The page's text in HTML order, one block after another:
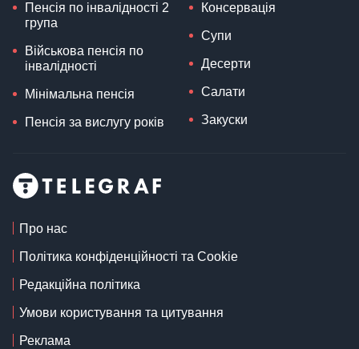
Пенсія по інвалідності 2
група
Військова пенсія по
інвалідності
Мінімальна пенсія
Пенсія за вислугу років
Консервація
Супи
Десерти
Салати
Закуски
Про нас
Політика конфіденційності та Cookie
Редакційна політика
Умови користування та цитування
Реклама